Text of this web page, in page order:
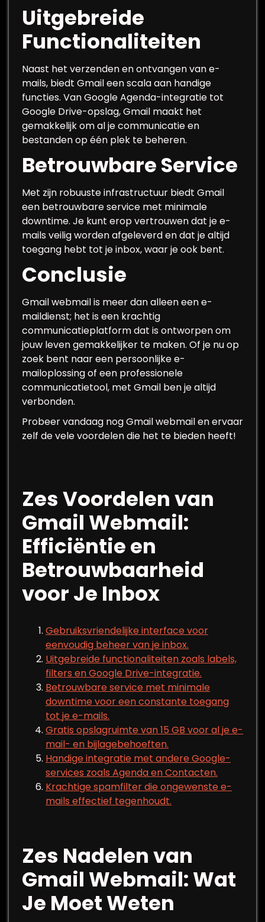
Uitgebreide
Functionaliteiten
Naast het verzenden en ontvangen van e-
mails, biedt Gmail een scala aan handige
functies. Van Google Agenda-integratie tot
Google Drive-opslag, Gmail maakt het
gemakkelijk om al je communicatie en
bestanden op één plek te beheren.
Betrouwbare Service
Met zijn robuuste infrastructuur biedt Gmail
een betrouwbare service met minimale
downtime. Je kunt erop vertrouwen dat je e-
mails veilig worden afgeleverd en dat je altijd
toegang hebt tot je inbox, waar je ook bent.
Conclusie
Gmail webmail is meer dan alleen een e-
maildienst; het is een krachtig
communicatieplatform dat is ontworpen om
jouw leven gemakkelijker te maken. Of je nu op
zoek bent naar een persoonlijke e-
mailoplossing of een professionele
communicatietool, met Gmail ben je altijd
verbonden.
Probeer vandaag nog Gmail webmail en ervaar
zelf de vele voordelen die het te bieden heeft!
Zes Voordelen van
Gmail Webmail:
Efficiëntie en
Betrouwbaarheid
voor Je Inbox
Gebruiksvriendelijke interface voor
eenvoudig beheer van je inbox.
Uitgebreide functionaliteiten zoals labels,
filters en Google Drive-integratie.
Betrouwbare service met minimale
downtime voor een constante toegang
tot je e-mails.
Gratis opslagruimte van 15 GB voor al je e-
mail- en bijlagebehoeften.
Handige integratie met andere Google-
services zoals Agenda en Contacten.
Krachtige spamfilter die ongewenste e-
mails effectief tegenhoudt.
Zes Nadelen van
Gmail Webmail: Wat
Je Moet Weten